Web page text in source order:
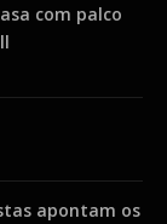
com palco
apontam os